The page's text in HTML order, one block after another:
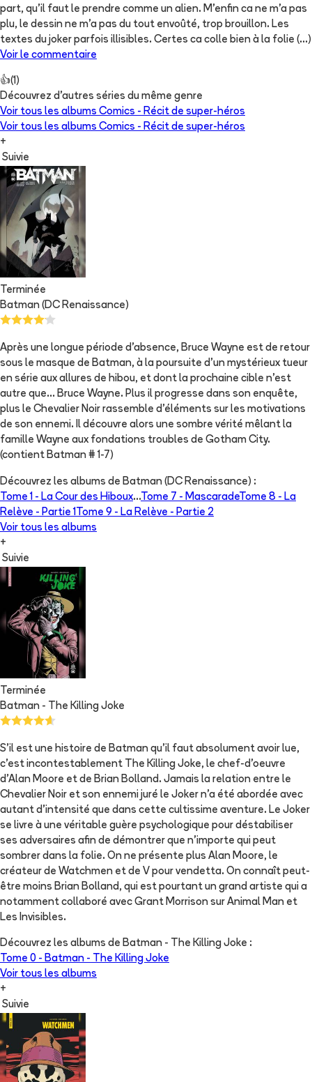
part, qu'il faut le prendre comme un alien. M'enfin ca ne m'a pas
plu, le dessin ne m'a pas du tout envoûté, trop brouillon. Les
textes du joker parfois illisibles. Certes ca colle bien à la folie (...)
Voir le commentaire
👍(1)
Découvrez d'autres séries du même genre
Voir tous les albums Comics - Récit de super-héros
Voir tous les albums Comics - Récit de super-héros
+
Suivie
Terminée
Batman (DC Renaissance)
Après une longue période d’absence, Bruce Wayne est de retour
sous le masque de Batman, à la poursuite d’un mystérieux tueur
en série aux allures de hibou, et dont la prochaine cible n’est
autre que… Bruce Wayne. Plus il progresse dans son enquête,
plus le Chevalier Noir rassemble d’éléments sur les motivations
de son ennemi. Il découvre alors une sombre vérité mêlant la
famille Wayne aux fondations troubles de Gotham City.
(contient Batman # 1-7)
Découvrez les albums de Batman (DC Renaissance) :
Tome 1 - La Cour des Hiboux...Tome 7 - MascaradeTome 8 - La
Relève - Partie 1
Tome 9 - La Relève - Partie 2
Voir tous les albums
+
Suivie
Terminée
Batman - The Killing Joke
S'il est une histoire de Batman qu'il faut absolument avoir lue,
c'est incontestablement The Killing Joke, le chef-d'oeuvre
d'Alan Moore et de Brian Bolland. Jamais la relation entre le
Chevalier Noir et son ennemi juré le Joker n'a été abordée avec
autant d'intensité que dans cette cultissime aventure. Le Joker
se livre à une véritable guère psychologique pour déstabiliser
ses adversaires afin de démontrer que n'importe qui peut
sombrer dans la folie. On ne présente plus Alan Moore, le
créateur de Watchmen et de V pour vendetta. On connaît peut-
être moins Brian Bolland, qui est pourtant un grand artiste qui a
notamment collaboré avec Grant Morrison sur Animal Man et
Les Invisibles.
Découvrez les albums de Batman - The Killing Joke :
Tome 0 - Batman - The Killing Joke
Voir tous les albums
+
Suivie